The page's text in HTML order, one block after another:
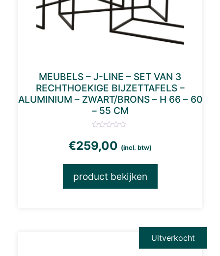
MEUBELS – J-LINE – SET VAN 3
RECHTHOEKIGE BIJZETTAFELS –
ALUMINIUM – ZWART/BRONS – H 66 – 60
– 55 CM
€259,00 (incl. btw)
product bekijken
Uitverkocht